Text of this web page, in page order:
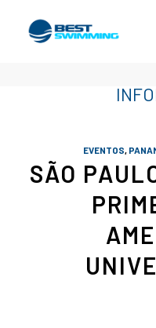
EVENTOS,
SÃO